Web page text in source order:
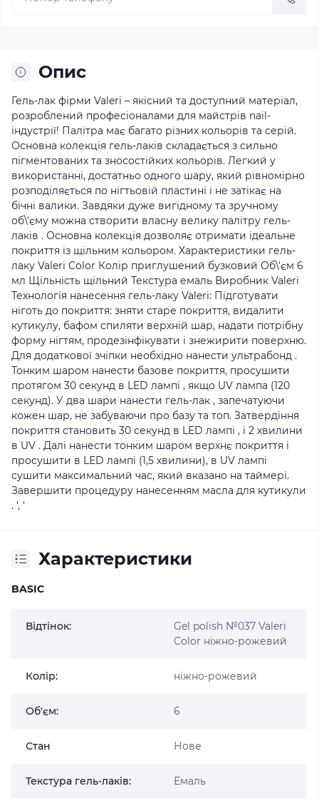
Опис
Гель-лак фірми Valeri – якісний та доступний матеріал,
розроблений професіоналами для майстрів nail-
індустрії! Палітра має багато різних кольорів та серій.
Основна колекція гель-лаків складається з сильно
пігментованих та зносостійких кольорів. Легкий у
використанні, достатньо одного шару, який рівномірно
розподіляється по нігтьовій пластині і не затікає на
бічні валики. Завдяки дуже вигідному та зручному
об\'єму можна створити власну велику палітру гель-
лаків . Основна колекція дозволяє отримати ідеальне
покриття із щільним кольором. Характеристики гель-
лаку Valeri Color Колір приглушений бузковий Об\'єм 6
мл Щільність щільний Текстура емаль Виробник Valeri
Технологія нанесення гель-лаку Valeri: Підготувати
ніготь до покриття: зняти старе покриття, видалити
кутикулу, бафом спиляти верхній шар, надати потрібну
форму нігтям, продезінфікувати і знежирити поверхню.
Для додаткової зчіпки необхідно нанести ультрабонд .
Тонким шаром нанести базове покриття, просушити
протягом 30 секунд в LED лампі , якщо UV лампа (120
секунд). У два шари нанести гель-лак , запечатуючи
кожен шар, не забуваючи про базу та топ. Затвердіння
покриття становить 30 секунд в LED лампі , і 2 хвилини
в UV . Далі нанести тонким шаром верхнє покриття і
просушити в LED лампі (1,5 хвилини), в UV лампі
сушити максимальний час, який вказано на таймері.
Завершити процедуру нанесенням масла для кутикули
. ', '
Характеристики
BASIC
Відтінок:
Gel polish №037 Valeri
Color ніжно-рожевий
Колір: ніжно-рожевий
Об'єм: 6
Стан Нове
Текстура гель-лаків: Емаль